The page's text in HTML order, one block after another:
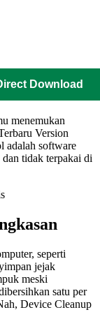
Download
menemukan
Version
adalah software
tidak terpakai di
seperti
jejak
meski
satu per
Device Cleanup